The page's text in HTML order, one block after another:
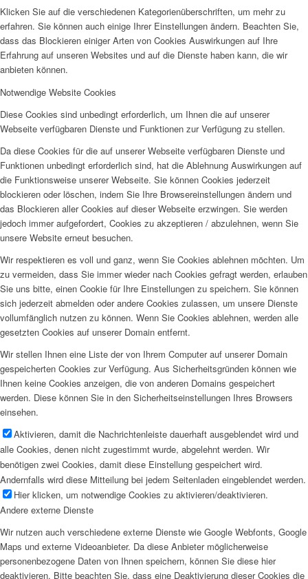
Klicken Sie auf die verschiedenen Kategorienüberschriften, um mehr zu
erfahren. Sie können auch einige Ihrer Einstellungen ändern. Beachten Sie,
dass das Blockieren einiger Arten von Cookies Auswirkungen auf Ihre
Erfahrung auf unseren Websites und auf die Dienste haben kann, die wir
anbieten können.
Notwendige Website Cookies
Diese Cookies sind unbedingt erforderlich, um Ihnen die auf unserer
Webseite verfügbaren Dienste und Funktionen zur Verfügung zu stellen.
Da diese Cookies für die auf unserer Webseite verfügbaren Dienste und
Funktionen unbedingt erforderlich sind, hat die Ablehnung Auswirkungen auf
die Funktionsweise unserer Webseite. Sie können Cookies jederzeit
blockieren oder löschen, indem Sie Ihre Browsereinstellungen ändern und
das Blockieren aller Cookies auf dieser Webseite erzwingen. Sie werden
jedoch immer aufgefordert, Cookies zu akzeptieren / abzulehnen, wenn Sie
unsere Website erneut besuchen.
Wir respektieren es voll und ganz, wenn Sie Cookies ablehnen möchten. Um
zu vermeiden, dass Sie immer wieder nach Cookies gefragt werden, erlauben
Sie uns bitte, einen Cookie für Ihre Einstellungen zu speichern. Sie können
sich jederzeit abmelden oder andere Cookies zulassen, um unsere Dienste
vollumfänglich nutzen zu können. Wenn Sie Cookies ablehnen, werden alle
gesetzten Cookies auf unserer Domain entfernt.
Wir stellen Ihnen eine Liste der von Ihrem Computer auf unserer Domain
gespeicherten Cookies zur Verfügung. Aus Sicherheitsgründen können wie
Ihnen keine Cookies anzeigen, die von anderen Domains gespeichert
werden. Diese können Sie in den Sicherheitseinstellungen Ihres Browsers
einsehen.
Aktivieren, damit die Nachrichtenleiste dauerhaft ausgeblendet wird und
alle Cookies, denen nicht zugestimmt wurde, abgelehnt werden. Wir
benötigen zwei Cookies, damit diese Einstellung gespeichert wird.
Andernfalls wird diese Mitteilung bei jedem Seitenladen eingeblendet werden.
Hier klicken, um notwendige Cookies zu aktivieren/deaktivieren.
Andere externe Dienste
Wir nutzen auch verschiedene externe Dienste wie Google Webfonts, Google
Maps und externe Videoanbieter. Da diese Anbieter möglicherweise
personenbezogene Daten von Ihnen speichern, können Sie diese hier
deaktivieren. Bitte beachten Sie, dass eine Deaktivierung dieser Cookies die